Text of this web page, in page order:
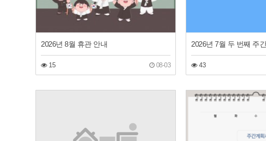
2026년 8월 휴관 안내
15 08-03
2026년 7월 두 번째 주
43